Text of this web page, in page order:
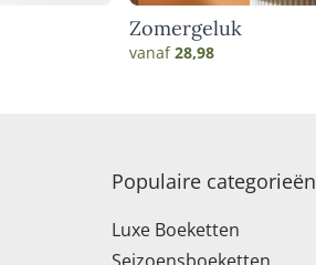
Zomergeluk
vanaf28,98
Populaire categorieën
Luxe Boeketten